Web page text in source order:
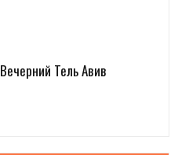
Вечерний Тель Авив